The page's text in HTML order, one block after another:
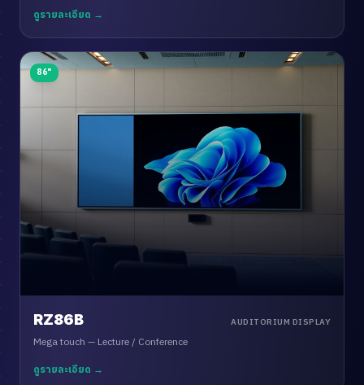
ดูรายละเอียด →
86"
RZ86B AUDITORIUM DISPLAY
Mega touch — Lecture / Conference
ดูรายละเอียด →